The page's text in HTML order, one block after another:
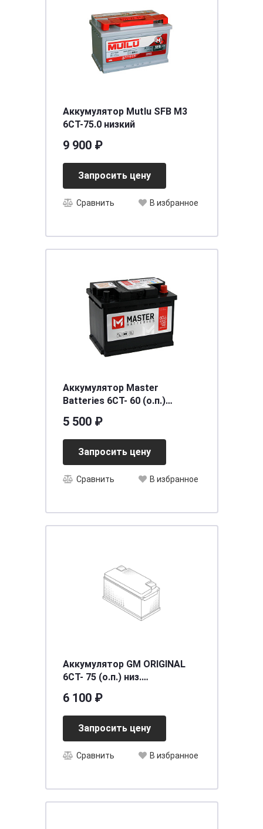
Аккумулятор Mutlu SFB M3
6СТ-75.0 низкий
9 900 ₽
Запросить цену
Сравнить В избранное
Аккумулятор Master
Batteries 6СТ- 60 (о.п.)
5 500 ₽
Запросить цену
Сравнить В избранное
Аккумулятор GM ORIGINAL
6СТ- 75 (о.п.) низ.
6 100 ₽
Запросить цену
Сравнить В избранное